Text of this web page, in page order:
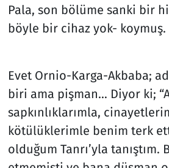
Pala, son bölüme sanki bir
böyle bir cihaz yok- koymuş.
Evet Ornio-Karga-Akbaba;
biri ama pişman… Diyor ki;
sapkınlıklarımla,
kötülüklerimle benim terk
olduğum Tanrı’yla tanıştım.